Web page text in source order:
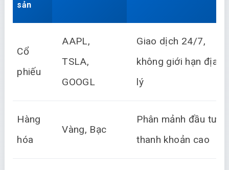
sản
Cổ
phiếu
AAPL,
TSLA,
GOOGL
Giao dịch 24/7,
không giới hạn địa
lý
Hàng
hóa
Vàng, Bạc
Phân mảnh đầu tư,
thanh khoản cao